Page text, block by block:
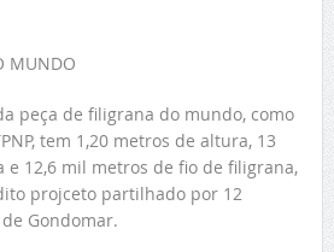
MUNDO
peça de filigrana do mundo, como
tem 1,20 metros de altura, 13
e 12,6 mil metros de fio de filigrana,
projceto partilhado por 12
Gondomar.